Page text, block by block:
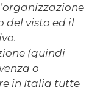
del visto ed il
(quindi
o
in Italia tutte